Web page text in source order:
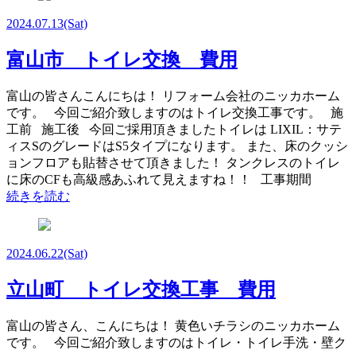
2024.07.13(Sat)
富山市 トイレ交換 費用
富山の皆さんこんにちは！ リフォーム会社のニッカホーム
です。 今回ご紹介致しますのはトイレ交換工事です。 施
工前 施工後 今回ご採用頂きましたトイレは LIXIL：サテ
ィスSのグレードはS5タイプになります。 また、床のクッシ
ョンフロアも貼替させて頂きました！ タンクレスのトイレ
に床のCFも高級感あふれて見えますね！！ 工事期間
続きを読む
2024.06.22(Sat)
立山町 トイレ交換工事 費用
富山の皆さん、こんにちは！ 黄色いチラシのニッカホーム
です。 今回ご紹介致しますのはトイレ・トイレ手洗・壁ク